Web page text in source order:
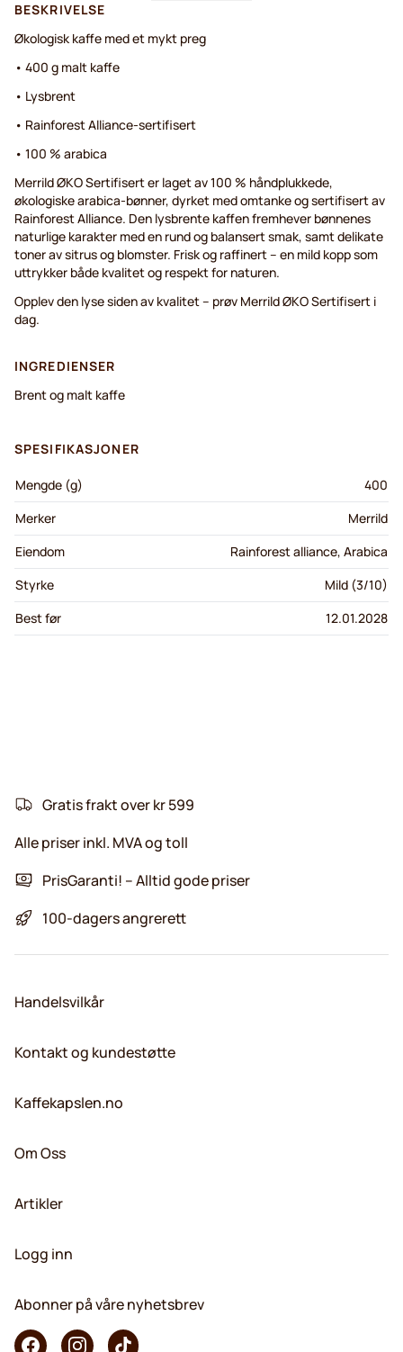
BESKRIVELSE
Økologisk kaffe med et mykt preg
• 400 g malt kaffe
• Lysbrent
• Rainforest Alliance-sertifisert
• 100 % arabica
Merrild ØKO Sertifisert er laget av 100 % håndplukkede,
økologiske arabica-bønner, dyrket med omtanke og sertifisert av
Rainforest Alliance. Den lysbrente kaffen fremhever bønnenes
naturlige karakter med en rund og balansert smak, samt delikate
toner av sitrus og blomster. Frisk og raffinert – en mild kopp som
uttrykker både kvalitet og respekt for naturen.
Opplev den lyse siden av kvalitet – prøv Merrild ØKO Sertifisert i
dag.
INGREDIENSER
Brent og malt kaffe
SPESIFIKASJONER
Mengde (g)
400
Merker
Merrild
Eiendom
Rainforest alliance, Arabica
Styrke
Mild (3/10)
Best før
12.01.2028
Gratis frakt over kr 599
Alle priser inkl. MVA og toll
PrisGaranti! – Alltid gode priser
100-dagers angrerett
Handelsvilkår
Kontakt og kundestøtte
Kaffekapslen.no
Om Oss
Artikler
Logg inn
Abonner på våre nyhetsbrev